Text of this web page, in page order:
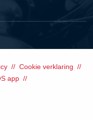
Cookie verklaring
app